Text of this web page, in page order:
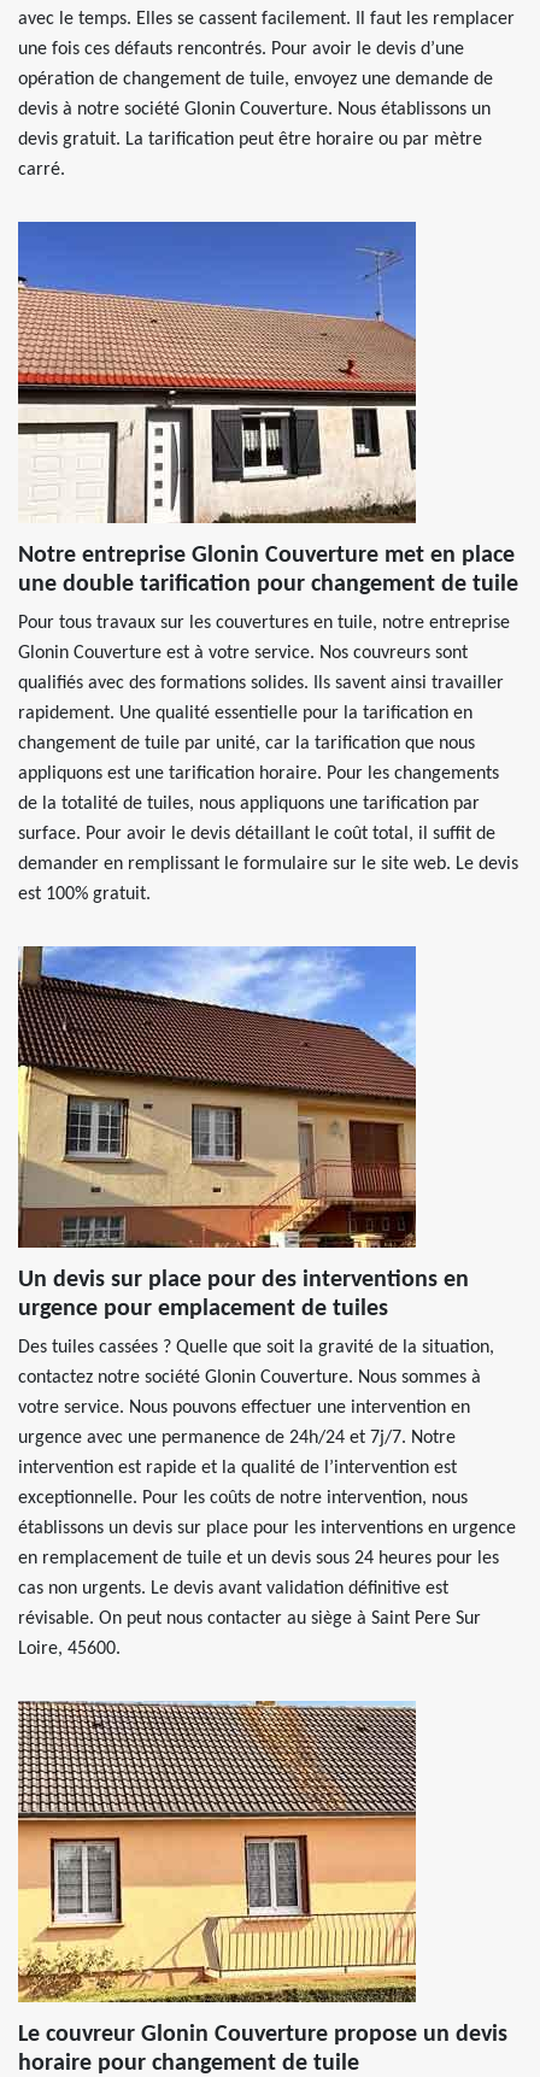
avec le temps. Elles se cassent facilement. Il faut les remplacer
une fois ces défauts rencontrés. Pour avoir le devis d’une
opération de changement de tuile, envoyez une demande de
devis à notre société Glonin Couverture. Nous établissons un
devis gratuit. La tarification peut être horaire ou par mètre
carré.
Notre entreprise Glonin Couverture met en place
une double tarification pour changement de tuile
Pour tous travaux sur les couvertures en tuile, notre entreprise
Glonin Couverture est à votre service. Nos couvreurs sont
qualifiés avec des formations solides. Ils savent ainsi travailler
rapidement. Une qualité essentielle pour la tarification en
changement de tuile par unité, car la tarification que nous
appliquons est une tarification horaire. Pour les changements
de la totalité de tuiles, nous appliquons une tarification par
surface. Pour avoir le devis détaillant le coût total, il suffit de
demander en remplissant le formulaire sur le site web. Le devis
est 100% gratuit.
Un devis sur place pour des interventions en
urgence pour emplacement de tuiles
Des tuiles cassées ? Quelle que soit la gravité de la situation,
contactez notre société Glonin Couverture. Nous sommes à
votre service. Nous pouvons effectuer une intervention en
urgence avec une permanence de 24h/24 et 7j/7. Notre
intervention est rapide et la qualité de l’intervention est
exceptionnelle. Pour les coûts de notre intervention, nous
établissons un devis sur place pour les interventions en urgence
en remplacement de tuile et un devis sous 24 heures pour les
cas non urgents. Le devis avant validation définitive est
révisable. On peut nous contacter au siège à Saint Pere Sur
Loire, 45600.
Le couvreur Glonin Couverture propose un devis
horaire pour changement de tuile